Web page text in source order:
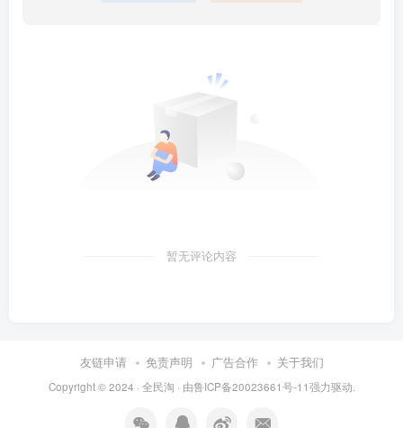
暂无评论内容
友链申请 免责声明 广告合作 关于我们
Copyright © 2024 · 全民淘 · 由鲁ICP备20023661号-11强力驱动.